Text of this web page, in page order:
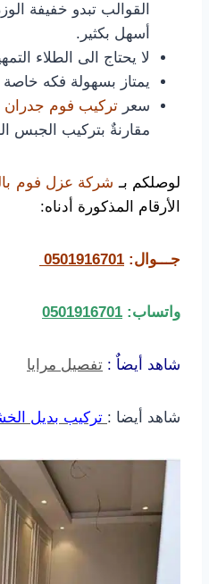
القوالب تبدو خفيفة
أسهل بكثير.
لا يحتاج الى الطلاء
يمتاز بسهولة فكه خاصة
سعر تركيب فوم جدران
مقارنةٌ بتركيب الجبس
لوصلكم بـ شركة عزل فوم
الأرقام المذكورة أدناه:
جـــوال: 0501916701
واتساب: 0501916701
شاهد أيضاٌ : تفصيل مرايا
شاهد أيضا : تركيب بديل